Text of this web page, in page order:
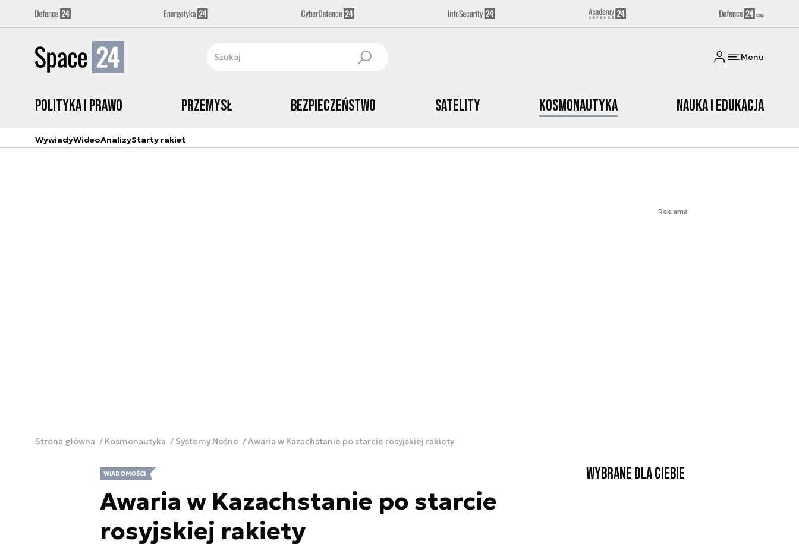
Menu
Polityka i prawo Przemysł Bezpieczeństwo Satelity Kosmonautyka Nauka i edukacja
WywiadyWideoAnalizyStarty rakiet
Reklama
Strona główna Kosmonautyka Systemy Nośne Awaria w Kazachstanie po starcie rosyjskiej rakiety
WIADOMOŚCI
Awaria w Kazachstanie po starcie
rosyjskiej rakiety
Wybrane dla Ciebie